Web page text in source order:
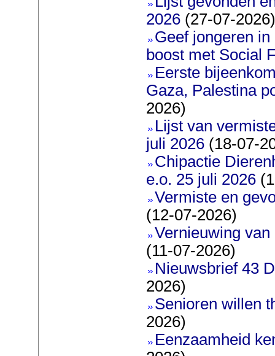
2026 (27-07-2026)
Geef jongeren
boost met Social
Eerste
Gaza, Palestina
2026)
Lijst van
juli 2026 (18-07-
Chipactie
e.o. 25 juli 2026
Vermiste en
(12-07-2026)
Vernieuwing
(11-07-2026)
Nieuwsbrief 43
2026)
Senioren willen
2026)
Eenzaamheid